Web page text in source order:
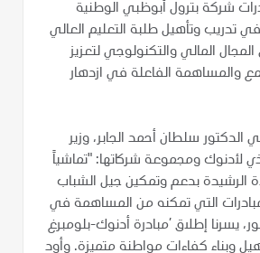
شركة بترول أبوظبي الوطنية
تدريب وتأهيل طلبة التعليم العالي
المالي والتكنولوجي لتعزيز
والمساهمة الفاعلة في ازدهار
الدكتور سلطان أحمد الجابر، وزير
لأدنوك ومجموعة شركاتها: "تماشياً
الرشيدة بدعم وتمكين جيل الشباب
التي تمكنه من المساهمة في
يسرنا إطلاق ’مبادرة أدنوك-بلومبرغ
وبناء كفاءات مواطنة متميزة. وأود